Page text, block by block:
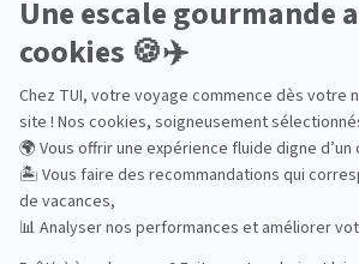
Adult only
Aventure